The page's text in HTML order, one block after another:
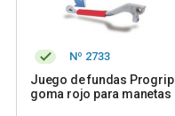
Nº 2733
Juego de fundas Progrip
goma rojo para manetas